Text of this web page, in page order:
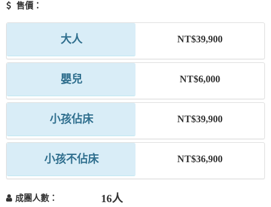
售價：
大人 NT$39,900
嬰兒 NT$6,000
小孩佔床 NT$39,900
小孩不佔床 NT$36,900
成團人數： 16人